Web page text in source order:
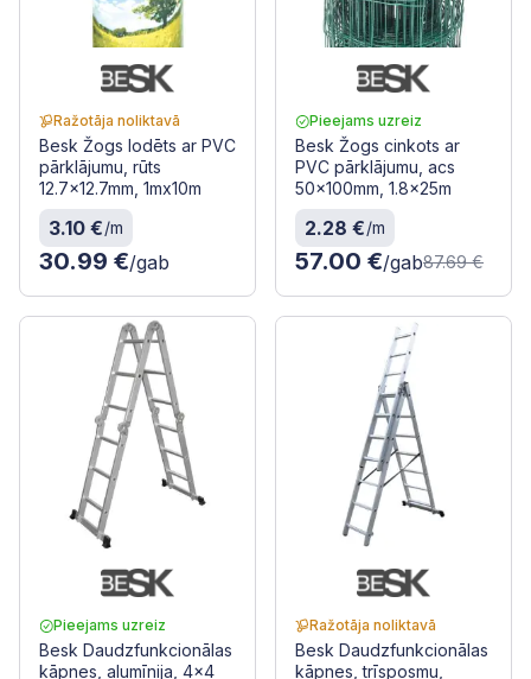
Ražotāja noliktavā
Besk Žogs lodēts ar PVC
pārklājumu, rūts
12.7x12.7mm, 1mx10m
3.10 €/m
30.99 €/gab
Pieejams uzreiz
Besk Žogs cinkots ar
PVC pārklājumu, acs
50x100mm, 1.8x25m
2.28 €/m
57.00 €/gab87.69 €
Pieejams uzreiz
Besk Daudzfunkcionālas
kāpnes, alumīnija, 4x4
Ražotāja noliktavā
Besk Daudzfunkcionālas
kāpnes, trīsposmu,